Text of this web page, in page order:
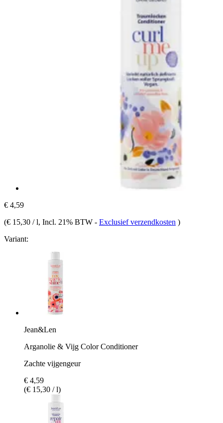
€ 4,59
(€ 15,30 / l, Incl. 21% BTW - Exclusief verzendkosten )
Variant:
Jean&Len
Arganolie & Vijg Color Conditioner
Zachte vijgengeur
€ 4,59
(€ 15,30 / l)